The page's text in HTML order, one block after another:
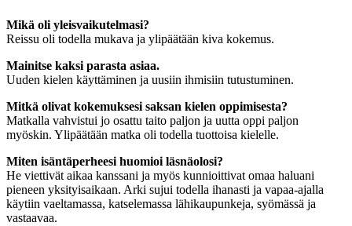
Mikä oli yleisvaikutelmasi?
Reissu oli todella mukava ja ylipäätään kiva kokemus.
Mainitse kaksi parasta asiaa.
Uuden kielen käyttäminen ja uusiin ihmisiin tutustuminen.
Mitkä olivat kokemuksesi saksan kielen oppimisesta?
Matkalla vahvistui jo osattu taito paljon ja uutta oppi paljon
myöskin. Ylipäätään matka oli todella tuottoisa kielelle.
Miten isäntäperheesi huomioi läsnäolosi?
He viettivät aikaa kanssani ja myös kunnioittivat omaa haluani
pieneen yksityisaikaan. Arki sujui todella ihanasti ja vapaa-ajalla
käytiin vaeltamassa, katselemassa lähikaupunkeja, syömässä ja
vastaavaa.